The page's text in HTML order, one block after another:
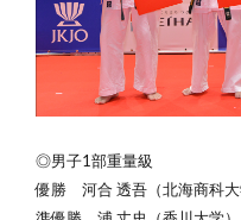
◎男子1部重量級
優勝 河合 透吾（北海商科大